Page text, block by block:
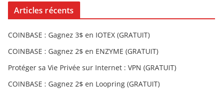
Articles récents
COINBASE : Gagnez 3$ en IOTEX (GRATUIT)
COINBASE : Gagnez 2$ en ENZYME (GRATUIT)
Protéger sa Vie Privée sur Internet : VPN (GRATUIT)
COINBASE : Gagnez 2$ en Loopring (GRATUIT)